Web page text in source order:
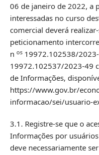
06 de janeiro de 2022, a
interessadas no curso
comercial deverá
peticionamento
n os 19972.102538/
19972.102537/2023-49
de Informações,
https://www.gov.br/
informacao/sei/usuario-
3.1. Registre-se que o
Informações por
deve necessariamente